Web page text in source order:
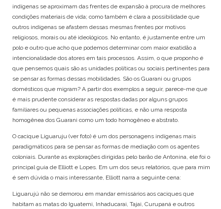
indígenas se aproximam das frentes de expansão à procura de melhores
condições materiais de vida; como também é clara a possibilidade que
outros indígenas se afastem dessas mesmas frentes por motivos
religiosos, morais ou até ideológicos. No entanto, é justamente entre um
polo e outro que acho que podemos determinar com maior exatidão a
intencionalidade dos atores em tais processos. Assim, o que proponho é
que pensemos quais são as unidades políticas ou sociais pertinentes para
se pensar as formas dessas mobilidades. São os Guarani ou grupos
domésticos que migram? A partir dos exemplos a seguir, parece-me que
é mais prudente considerar as respostas dadas por alguns grupos
familiares ou pequenas associações políticas, e não uma resposta
homogênea dos Guarani como um todo homogêneo e abstrato.
O cacique Liguaruju (ver foto) é um dos personagens indígenas mais
paradigmáticos para se pensar as formas de mediação com os agentes
coloniais. Durante as explorações dirigidas pelo barão de Antonina, ele foi o
principal guia de Elliott e Lopes. Em um dos seus relatórios, que para mim
é sem dúvida o mais interessante, Elliott narra a seguinte cena:
Liguarujú não se demorou em mandar emissários aos caciques que
habitam as matas do Iguatemi, Inhaducarai, Tajai, Curupaná e outros